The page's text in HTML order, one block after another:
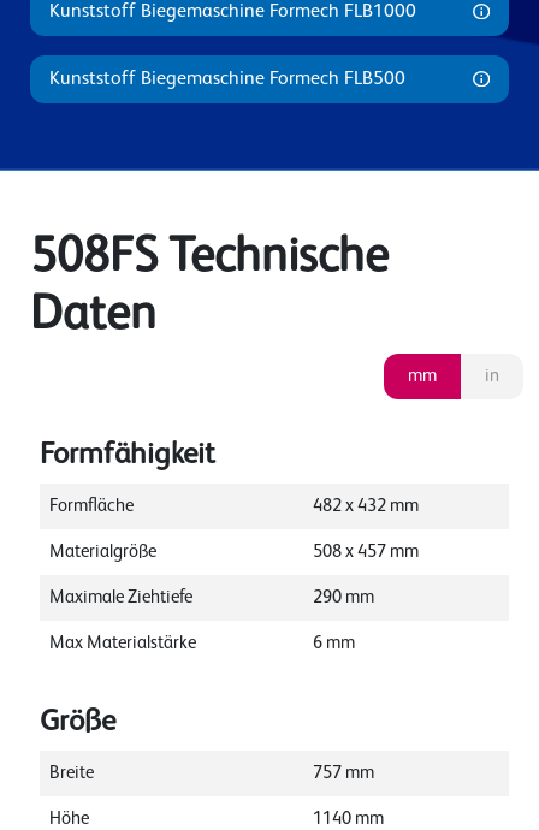
Kunststoff Biegemaschine Formech FLB1000
Kunststoff Biegemaschine Formech FLB500
508FS Technische
Daten
mm in
Formfähigkeit
Formfläche 482 x 432 mm
Materialgröße 508 x 457 mm
Maximale Ziehtiefe 290 mm
Max Materialstärke 6 mm
Größe
Breite 757 mm
Höhe 1140 mm